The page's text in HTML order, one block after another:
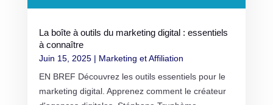
La boîte à outils du marketing digital : essentiels
à connaître
Juin 15, 2025| Marketing et Affiliation
EN BREF Découvrez les outils essentiels pour le
marketing digital. Apprenez comment le créateur